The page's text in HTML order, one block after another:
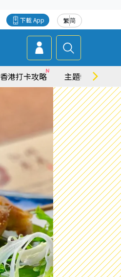
繁简
下載 App
香港打卡攻略 主題特集